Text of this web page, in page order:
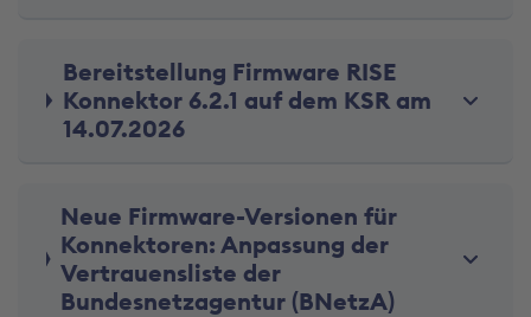
Bereitstellung Firmware RISE
Konnektor 6.2.1 auf dem KSR am
14.07.2026
Neue Firmware-Versionen für
Konnektoren: Anpassung der
Vertrauensliste der
Bundesnetzagentur (BNetzA)